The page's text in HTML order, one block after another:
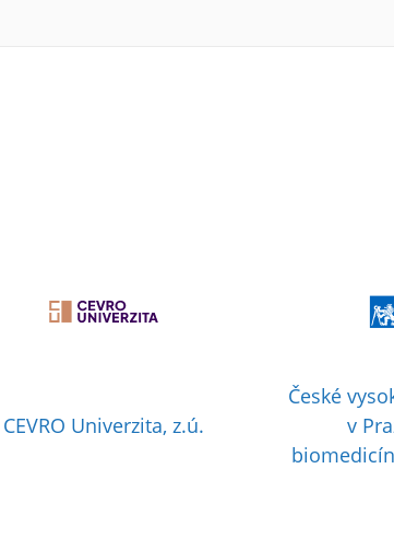
CEVRO Univerzita, z.ú.
České
v